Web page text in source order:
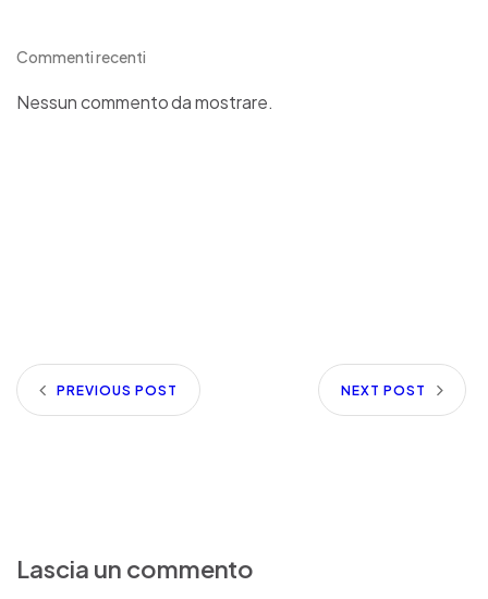
Commenti recenti
Nessun commento da mostrare.
PREVIOUS POST NEXT POST
Lascia un commento